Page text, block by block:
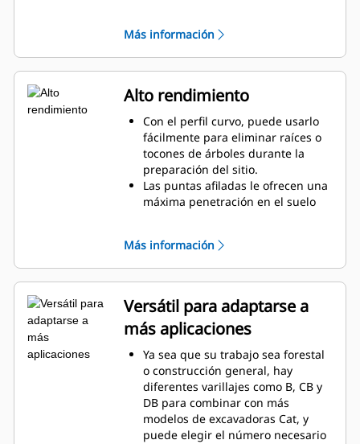
reemplazar con adaptadores de
herramienta de corte (GET, Ground
Engaging Tool).
El rastrillo Cat ofrece una vida útil
mejorada sin contacto de diente a
diente con la tenaza Cat y le da
más capacidades de manipulación
de materiales.
Los dientes del rastrillo se
conectan con acero reforzado en
tres lugares para ayudar a evitar
Más información
Alto rendimiento
Con el perfil curvo, puede usarlo
fácilmente para eliminar raíces o
tocones de árboles durante la
preparación del sitio.
Las puntas afiladas le ofrecen una
máxima penetración en el suelo
Los rastrillos Cat están reforzados
con acero resistente y tienen
ranuras, lo que es ideal para
separar y sujetar residuos.
Elija entre tres, cuatro o cinco
dientes para combinar con su
máquina y aplicación.
Más información
Versátil para adaptarse a
más aplicaciones
Ya sea que su trabajo sea forestal
o construcción general, hay
diferentes varillajes como B, CB y
DB para combinar con más
modelos de excavadoras Cat, y
puede elegir el número necesario